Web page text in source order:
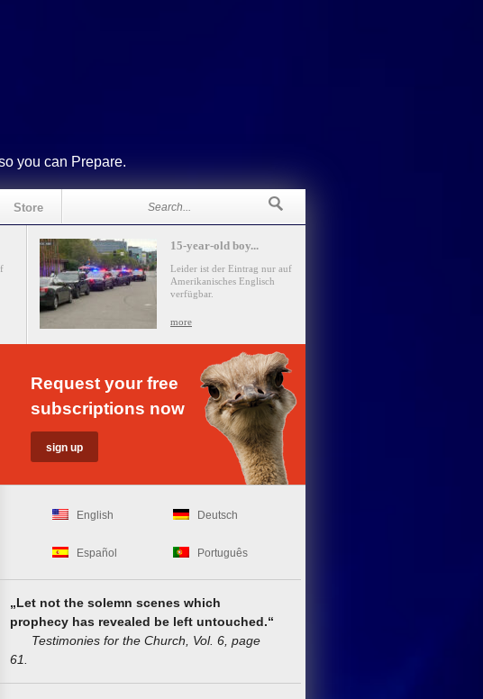
you can Prepare.
Store
15-year-old boy...
Leider ist der Eintrag nur auf
Amerikanisches Englisch
verfügbar.
more
Request your free
subscriptions now
English Deutsch
Español Português
„Let not the solemn scenes which
prophecy has revealed be left untouched.“
Testimonies for the Church, Vol. 6, page
61.